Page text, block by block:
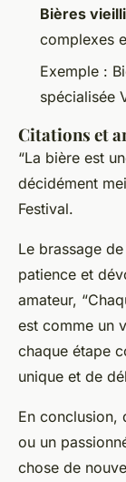
Bières
complexes
Exemple :
spécialisée
Citations et
“La bière est
décidément
Festival.
Le brassage
patience et
amateur,
est comme un
chaque étape
unique et de
En conclusion,
ou un
chose de